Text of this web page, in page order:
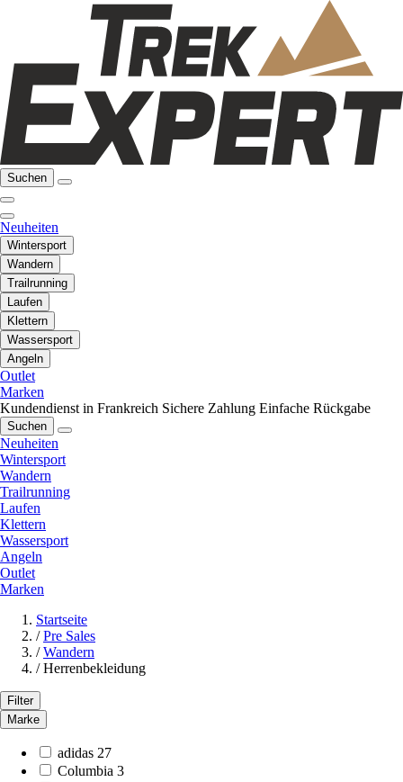
Suchen
Neuheiten
Wintersport
Wandern
Trailrunning
Laufen
Klettern
Wassersport
Angeln
Outlet
Marken
Kundendienst in Frankreich Sichere Zahlung Einfache Rückgabe
Suchen
Neuheiten
Wintersport
Wandern
Trailrunning
Laufen
Klettern
Wassersport
Angeln
Outlet
Marken
Startseite
/ Pre Sales
/ Wandern
/ Herrenbekleidung
Filter
Marke
adidas 27
Columbia 3